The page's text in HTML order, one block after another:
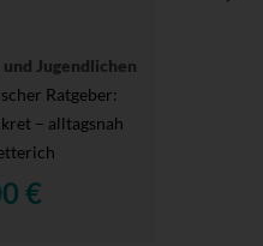
Jugendlichen
Ratgeber:
– alltagsnah
€